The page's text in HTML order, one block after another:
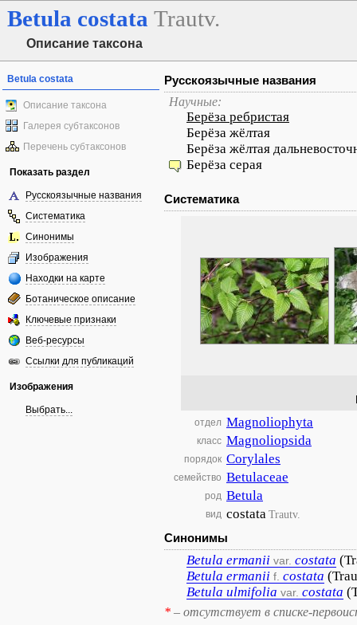
Betula costata Trautv.
Описание таксона
Betula costata
Описание таксона
Галерея субтаксонов
Перечень субтаксонов
Показать раздел
Русскоязычные названия
Систематика
Синонимы
Изображения
Находки на карте
Ботаническое описание
Ключевые признаки
Веб-ресурсы
Ссылки для публикаций
Изображения
Выбрать...
Русскоязычные названия
Научные:
Берёза ребристая
Берёза жёлтая
Берёза жёлтая
Берёза серая
Систематика
отдел Magnoliophyta
класс Magnoliopsida
порядок Corylales
семейство Betulaceae
род Betula
вид costataTrautv.
Синонимы
Betula ermanii var. costata
Betula ermanii f. costata
Betula ulmifolia var. costata
* – отсутствует в списке-